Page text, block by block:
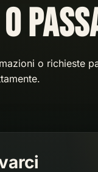
o richieste